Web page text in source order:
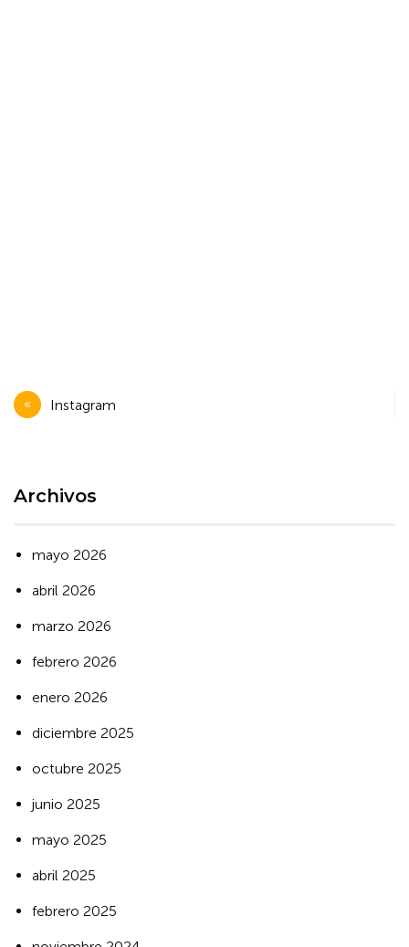
Navegación
de
Instagram
Archivos
mayo 2026
abril 2026
marzo 2026
febrero 2026
enero 2026
diciembre 2025
octubre 2025
junio 2025
mayo 2025
abril 2025
febrero 2025